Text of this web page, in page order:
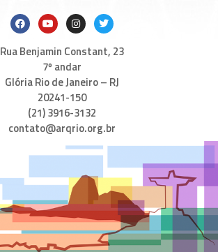
Rua Benjamin Constant, 23
7º andar
Glória Rio de Janeiro – RJ
20241-150
(21) 3916-3132
contato@arqrio.org.br